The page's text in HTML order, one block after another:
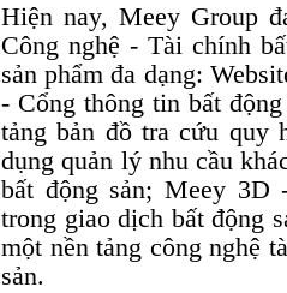
Hiện nay, Meey Group
Công nghệ - Tài chính
sản phẩm đa dạng:
- Cổng thông tin bất
tảng bản đồ tra cứu quy
dụng quản lý nhu cầu
bất động sản; Meey 3D
trong giao dịch bất động
một nền tảng công nghệ
sản.